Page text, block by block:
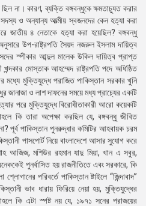
না। কারণ, ব্যক্তি বঙ্গবন্ধুকে ক্ষমতাচ্যুত করার
সদস্য ও অন্যান্য আত্মীয় স্বজনদের কেন হত্যা করা
জাতীয় ৪ নেতাকে হত্যা করা হয়েছিল? বঙ্গবন্ধু
উপ-রাষ্ট্রপতি সৈয়দ নজরুল ইসলাম দায়িত্ব
স্পীকার আব্দুল মালেক উকিল দায়িত্ব প্রাপ্ত
মোস্তাক আহম্মেদ রাষ্ট্রপতি পদে অধিষ্ঠিত
মধ্যে মুক্তিযুদ্ধে পরাজিত পাকিস্তান সরকার খুনি
জানাজা ও লাশ দাফনের সময়ে মধ্য প্রাচ্যের একটি
পরে মুক্তিযুদ্ধে বিরোধীতাকারী আরো কয়েকটি
কি তারা অপেক্ষা করছিল যে, বঙ্গবন্ধু জীবিত
পূর্ব পাকিস্তান পুনরুদ্ধার কমিটির আহবায়ক চরম
পাসপোর্ট নিয়ে বাংলাদেশে আসার সুযোগ করে
আজিজ, মশিউর রহমান যাদু মিয়া, খান এ সবুর,
পুনর্বাসিত হয় রাজনীতিতে এবং সরকারে, কি
পরিবর্তে পাকিস্তান ষ্টাইলে “জিন্দাবাদ”
ভাব ধারায় ফিরিয়ে নেয়া হয়, মুক্তিযুদ্ধের
কি এটা স্পষ্ট নয় যে, ১৯৭১ সনের পরাজয়ের